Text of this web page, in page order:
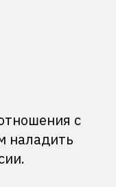
с
наладить